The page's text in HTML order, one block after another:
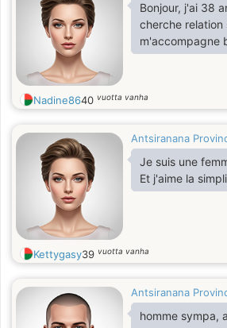
Bonjour, j'ai 38
cherche relation
m'accompagne
Nadine8640 vuotta vanha
Antsiranana
Je suis une
Et j'aime la
Kettygasy39 vuotta vanha
Antsiranana
homme sympa,